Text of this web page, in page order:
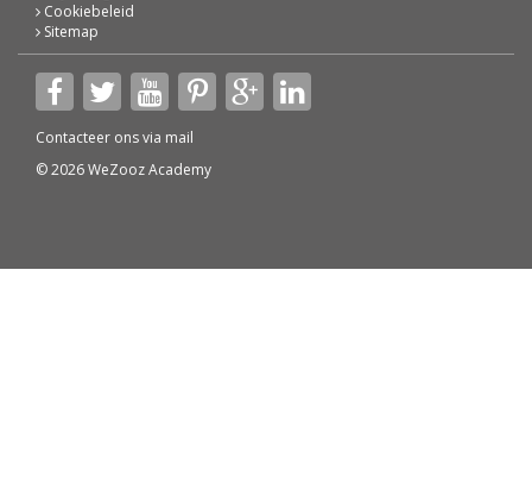
Cookiebeleid
Sitemap
Contacteer ons via mail
© 2026 WeZooz Academy